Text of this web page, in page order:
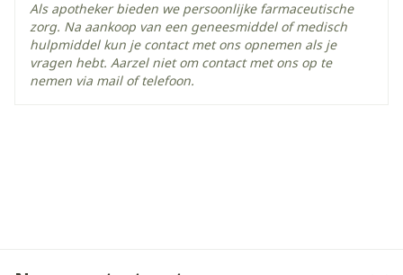
ingenomen.
Een lagere dosis insuline kan overwogen worden
om het risico op hypoglykemie te verlagen.
Als apotheker bieden we persoonlijke farmaceutische
zorg. Na aankoop van een geneesmiddel of medisch
hulpmiddel kun je contact met ons opnemen als je
vragen hebt. Aarzel niet om contact met ons op te
nemen via mail of telefoon.